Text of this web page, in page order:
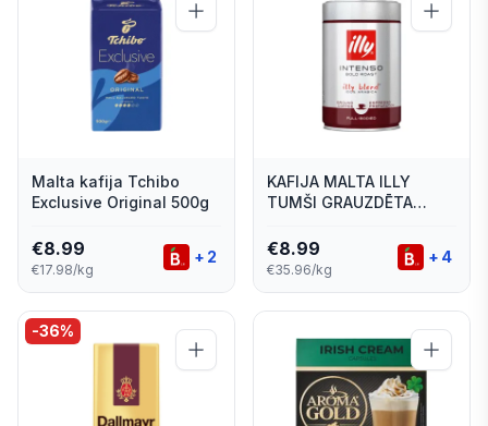
Malta kafija Tchibo
Exclusive Original 500g
€8.99
€17.98/kg
+ 2
KAFIJA MALTA ILLY
TUMŠI GRAUZDĒTA
€8.99
€35.96/kg
+ 4
-36%